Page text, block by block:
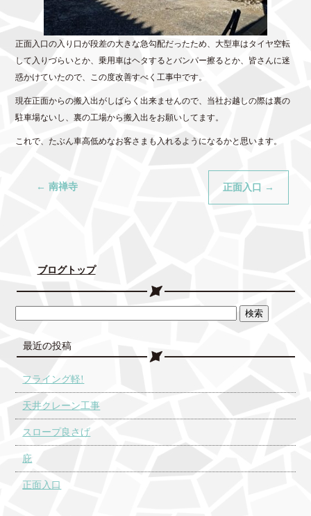
正面入口の入り口が段差の大きな急勾配だったため、大型車はタイヤ空転
して入りづらいとか、乗用車はヘタするとバンパー擦るとか、皆さんに迷
惑かけていたので、この度改善すべく工事中です。
現在正面からの搬入出がしばらく出来ませんので、当社お越しの際は裏の
駐車場ないし、裏の工場から搬入出をお願いしてます。
これで、たぶん車高低めなお客さまも入れるようになるかと思います。
← 南禅寺 正面入口 →
ブログトップ
最近の投稿
フライング軽!
天井クレーン工事
スロープ良さげ
庇
正面入口